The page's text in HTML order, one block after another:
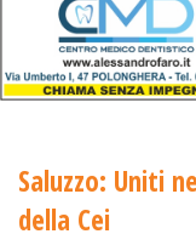
Saluzzo: Uniti
della Cei